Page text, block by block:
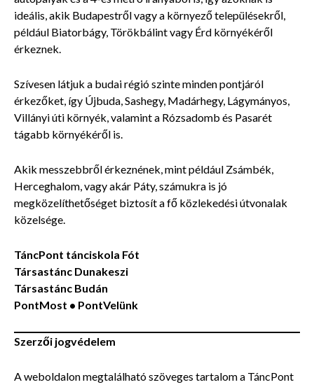
ideális, akik Budapestről vagy a környező településekről,
például Biatorbágy, Törökbálint vagy Érd környékéről
érkeznek.
Szívesen látjuk a budai régió szinte minden pontjáról
érkezőket, így Újbuda, Sashegy, Madárhegy, Lágymányos,
Villányi úti környék, valamint a Rózsadomb és Pasarét
tágabb környékéről is.
Akik messzebbről érkeznének, mint például Zsámbék,
Herceghalom, vagy akár Páty, számukra is jó
megközelíthetőséget biztosít a fő közlekedési útvonalak
közelsége.
TáncPont tánciskola Fót
Társastánc Dunakeszi
Társastánc Budán
PontMost • PontVelünk
Szerzői jogvédelem
A weboldalon megtalálható szöveges tartalom a TáncPont